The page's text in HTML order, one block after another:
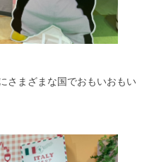
さまざまな国でおもいおもい